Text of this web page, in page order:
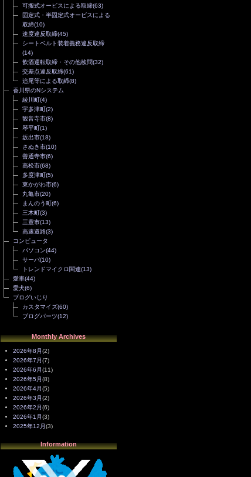
可搬式オービスによる取締(63)
固定式・半固定式オービスによる
取締(10)
速度違反取締(45)
シートベルト装着義務違反取締
(14)
飲酒運転取締・その他検問(32)
交差点違反取締(61)
追尾等による取締(8)
香川県のNシステム
綾川町(4)
宇多津町(2)
観音寺市(8)
琴平町(1)
坂出市(18)
さぬき市(10)
善通寺市(6)
高松市(68)
多度津町(5)
東かがわ市(6)
丸亀市(20)
まんのう町(6)
三木町(3)
三豊市(13)
高速道路(3)
コンピュータ
パソコン(44)
サーバ(10)
トレンドマイクロ関連(13)
愛車(44)
愛犬(6)
ブログいじり
カスタマイズ(60)
ブログパーツ(12)
Monthly Archives
2026年8月(2)
2026年7月(7)
2026年6月(11)
2026年5月(8)
2026年4月(5)
2026年3月(2)
2026年2月(6)
2026年1月(3)
2025年12月(3)
2025年10月(3)
2025年8月 (3)
2025年7月(2)
Information